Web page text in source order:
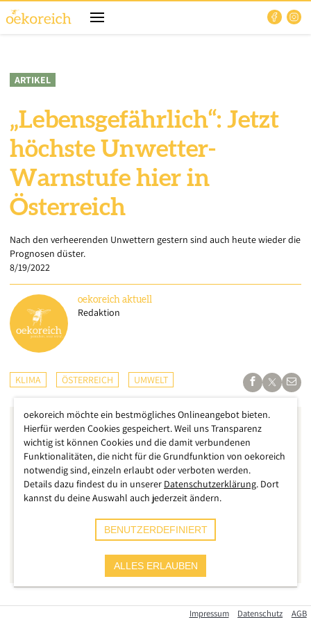
ARTIKEL
„Lebensgefährlich“: Jetzt
höchste Unwetter-
Warnstufe hier in
Österreich
Nach den verheerenden Unwettern gestern sind auch heute wieder die
Prognosen düster.
8/19/2022
oekoreich aktuell
Redaktion
KLIMA ÖSTERREICH UMWELT
Nach den verheerenden Unwettern gestern in Kärnten, der
Impressum Datenschutz AGB
oekoreich möchte ein bestmögliches Onlineangebot bieten.
Hierfür werden Cookies gespeichert. Weil uns Transparenz
wichtig ist können Cookies und die damit verbundenen
Funktionalitäten, die nicht für die Grundfunktion von oekoreich
notwendig sind, einzeln erlaubt oder verboten werden.
Details dazu findest du in unserer Datenschutzerklärung. Dort
kannst du deine Auswahl auch jederzeit ändern.
BENUTZERDEFINIERT
ALLES ERLAUBEN